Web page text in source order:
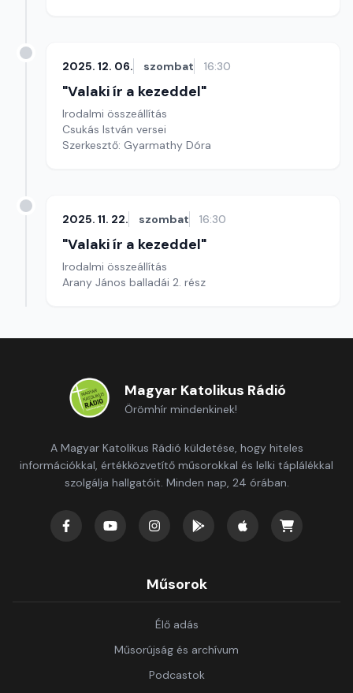
2025. 12. 06. szombat 16:30
"Valaki ír a kezeddel"
Irodalmi összeállítás
Csukás István versei
Szerkesztő: Gyarmathy Dóra
2025. 11. 22. szombat 16:30
"Valaki ír a kezeddel"
Irodalmi összeállítás
Arany János balladái 2. rész
Magyar Katolikus Rádió
Örömhír mindenkinek!
A Magyar Katolikus Rádió küldetése, hogy hiteles
információkkal, értékközvetítő műsorokkal és lelki táplálékkal
szolgálja hallgatóit. Minden nap, 24 órában.
Műsorok
Élő adás
Műsorújság és archívum
Podcastok